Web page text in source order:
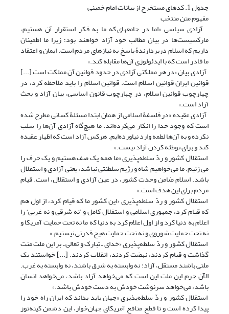
جدول 1. کدهای مستخرج از بیانات امام خمینی
مفهوم متن منتخب
آزادی سیاسی «اما در جامعه‏‎ای که ما به فکر استقرار آن هستیم،
مارکسیست‌ها در بیان مطالب خود آزاد خواهند بود؛ زیرا ما اطمینان
داریم که اسلام دربردارندۀ پاسخ به نیازهای مردم است. ایمان و اعتقاد
ما قادر است که با ایدئولوژی آن‌ها مقابله کند.»‏
آزادی بیان «در هر مملکتی آزادی در حدود قوانین آن مملکت است [...]
قوانین ایران قوانین اسلام است. قوانین اسلام را باید ملاحظه کرد، در
چهارچوب قوانین اسلام، در چهارچوب قانون اساسی، بیان آزاد و بحث
آزاد است.»‏‏‏
آزادی عقیده «در فلسفۀ اسلامی از همان ابتدا مسئلۀ کسانی مطرح شده
است که وجود خدا را انکار می‌کرده‌اند. ما هیچ‌گاه آزادی آن‌ها را سلب
نکرده و به آن‌ها لطمه وارد نیاورده‌ایم. هرکس آزاد است که اظهار عقیده
کند و برای توطئه کردن آزاد نیست.» ‏‏‏
استقلال کشور و ردّ سلطه‌پذیری «ما همه یک صف هستیم و یک حرف را
می زنیم. ما می‌خواهیم شاه و رژیم سلطنتی نباشد، یعنی آزادی و استقلال
باشد. اسلام ضامن وحدت کشور، در عین آزادی و استقلال، است. قیام
مردم برای این هدف است.»
استقلال کشور و ردّ سلطه‌پذیری «این کشور ما که قیام کرد، از اول هم
که قیام کرد، جمهوری اسلامی و استقلال کامل و ’نه شرقی و نه غربی‘ را
اعلام به دنیا کرد و از اول اعلام کرد به دنیا که ما نه تحت حمایت آمریکا و
نه تحت حمایت شوروی و نه تحت حمایت هیچ قدرتی نیستیم.»
استقلال کشور و ردّ سلطه‌پذیری «خدای ـ تبارک و تعالی ـ بر این ملت منت
گذاشت و قیام کردند، نهضت کردند، انقلاب کردند. [...] خواستند یک
ملتی باشند مستقل، آزاد؛ نه وابسته به شرق باشند، نه وابسته به غرب.
الآن جرم این ملت این است که می‌خواهد آزاد باشد، می‌خواهد انسان
باشد، می‌خواهد سرنوشت خودش به دست خودش باشد.»
استقلال کشور و ردّ سلطه‌پذیری «جهان باید بداند که ایران راه خود را
پیدا کرده است و تا قطع منافع آمریکای جهان‌خوار، این دشمن کینه‌توز